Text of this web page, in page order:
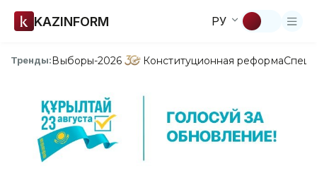
KAZINFORM РУ
Тренды:Выборы-2026 Конституционная реформа